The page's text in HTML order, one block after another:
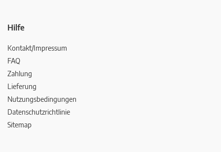
Hilfe
Kontakt/Impressum
FAQ
Zahlung
Lieferung
Nutzungsbedingungen
Datenschutzrichtlinie
Sitemap